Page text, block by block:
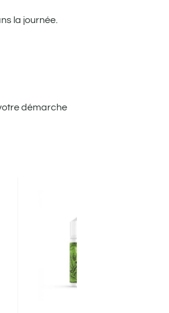
la journée.
démarche